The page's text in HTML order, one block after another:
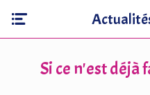
Si ce n'est déjà